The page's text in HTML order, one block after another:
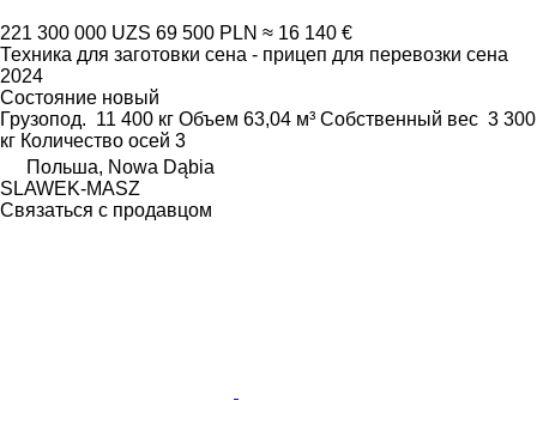
221 300 000 UZS 69 500 PLN ≈ 16 140 €
Техника для заготовки сена - прицеп для перевозки сена
2024
Состояние новый
Грузопод. 11 400 кг Объем 63,04 м³ Собственный вес 3 300
кг Количество осей 3
Польша, Nowa Dąbia
SLAWEK-MASZ
Связаться с продавцом